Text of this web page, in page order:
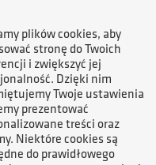
Przemysł oraz portalu
S.A. oraz Invento
i inwestora za
technologii na
plików cookies, aby
stronę do Twoich
i zwiększyć jej
Dzięki nim
Twoje ustawienia
prezentować
treści oraz
Niektóre cookies są
do prawidłowego